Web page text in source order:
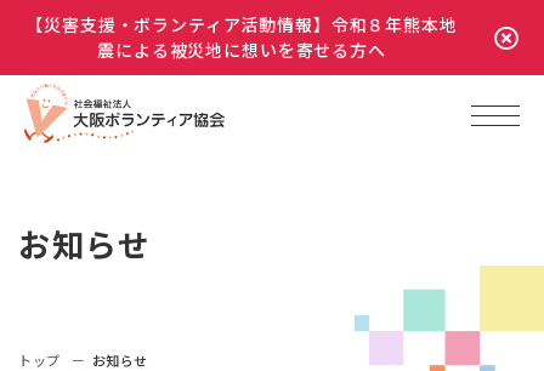
【災害支援・ボランティア活動情報】令和８年熊本地
震による被災地に想いを寄せる方へ
お知らせ
トップ お知らせ